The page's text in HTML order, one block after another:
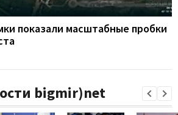
показали масштабные пробки
bigmir)net